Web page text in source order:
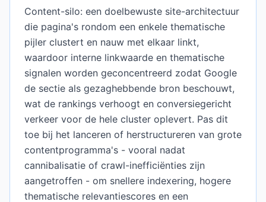
Content-silo: een doelbewuste site-architectuur
die pagina's rondom een enkele thematische
pijler clustert en nauw met elkaar linkt,
waardoor interne linkwaarde en thematische
signalen worden geconcentreerd zodat Google
de sectie als gezaghebbende bron beschouwt,
wat de rankings verhoogt en conversiegericht
verkeer voor de hele cluster oplevert. Pas dit
toe bij het lanceren of herstructureren van grote
contentprogramma's - vooral nadat
cannibalisatie of crawl-inefficiënties zijn
aangetroffen - om snellere indexering, hogere
thematische relevantiescores en een